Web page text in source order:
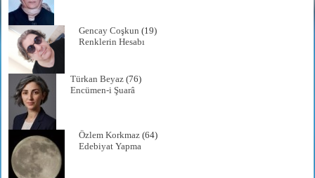
Gencay Coşkun (19)
Renklerin Hesabı
Türkan Beyaz (76)
Encümen-i Şuarâ
Özlem Korkmaz (64)
Edebiyat Yapma